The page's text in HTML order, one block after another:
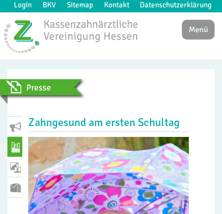
Login BKV Sitemap Kontakt Datenschutzerklärung
Menü
Presse
Zahngesund am ersten Schultag